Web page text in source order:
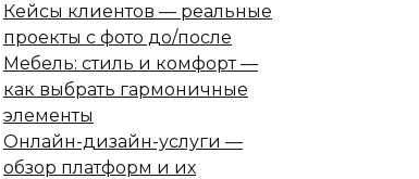
Кейсы клиентов — реальные
проекты с фото до/после
Мебель: стиль и комфорт —
как выбрать гармоничные
элементы
Онлайн-дизайн-услуги —
обзор платформ и их